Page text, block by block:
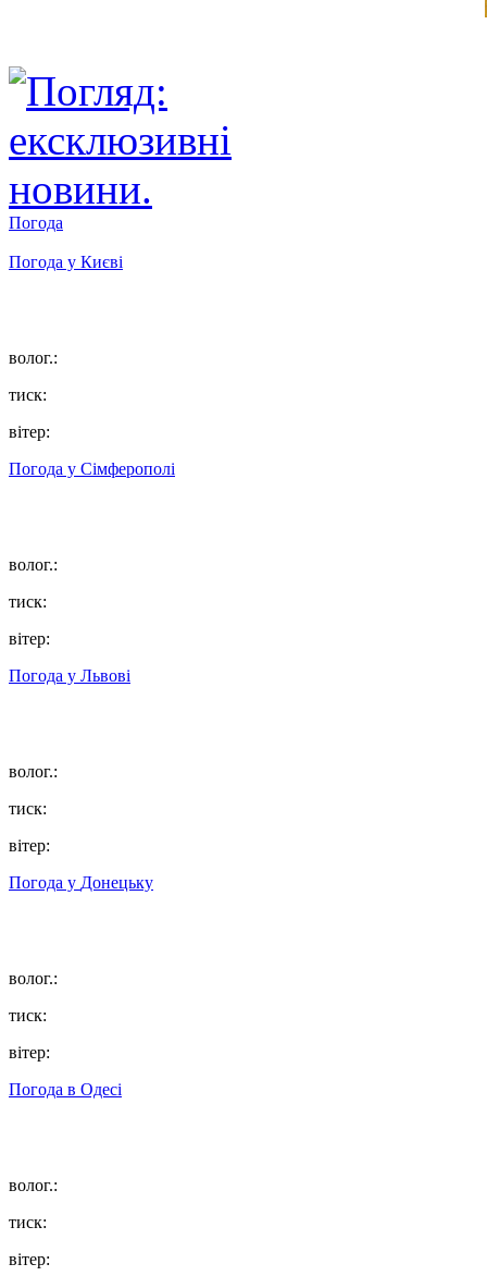
Погода
Погода у Києві
волог.:
тиск:
вітер:
Погода у Сімферополі
волог.:
тиск:
вітер:
Погода у Львові
волог.:
тиск:
вітер:
Погода у Донецьку
волог.:
тиск:
вітер:
Погода в Одесі
волог.:
тиск:
вітер: